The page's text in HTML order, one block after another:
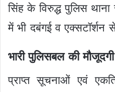
सिंह के विरुद्ध पुलिस थाना
में भी दबंगई व एक्सटॉर्शन
भारी पुलिसबल की
प्राप्त सूचनाओं एवं